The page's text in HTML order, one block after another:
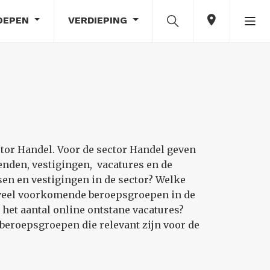
VERDIEPING
Handel. Voor de sector Handel geven
vestigingen, vacatures en de
en vestigingen in de sector? Welke
voorkomende beroepsgroepen in de
aantal online ontstane vacatures?
die relevant zijn voor de